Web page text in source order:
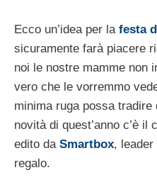
Ecco un’idea per la festa
sicuramente farà piacere
noi le nostre mamme non
vero che le vorremmo
minima ruga possa tradire
novità di quest’anno c’è il
edito da Smartbox,
regalo.